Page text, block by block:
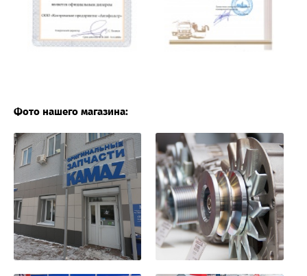
Фото нашего магазина: